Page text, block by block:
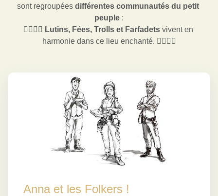
sont regroupées différentes communautés du petit
peuple :
🧚‍♀️🧝‍♂️ Lutins, Fées, Trolls et Farfadets vivent en
harmonie dans ce lieu enchanté. 🧝‍♂️🧚‍♀️
Anna et les Folkers !